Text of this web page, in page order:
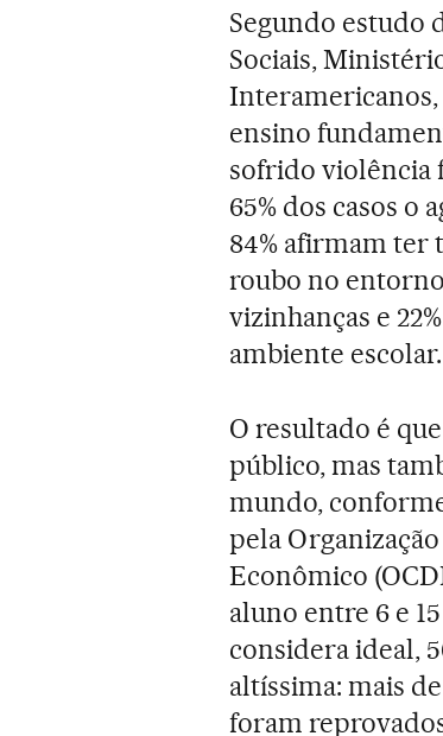
Segundo estudo
Sociais,
Interamericanos,
ensino
sofrido violência
65% dos casos o
84% afirmam ter
roubo no
vizinhanças e
ambiente escolar.
O resultado é
público, mas
mundo,
pela
Econômico
aluno entre 6 e
considera ideal,
altíssima: mais
foram